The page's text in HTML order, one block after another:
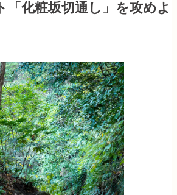
「化粧坂切通し」を攻めよ